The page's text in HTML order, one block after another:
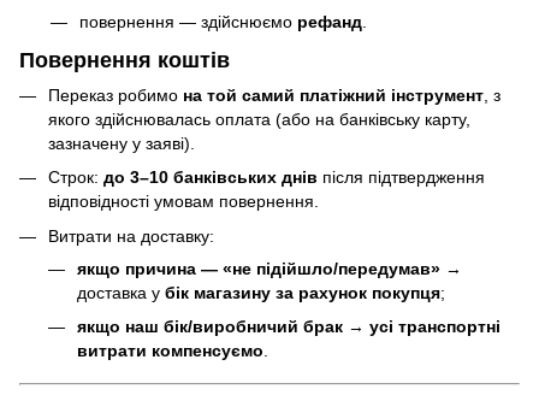
повернення — здійснюємо рефанд.
Повернення коштів
Переказ робимо на той самий платіжний інструмент , з
якого здійснювалась оплата (або на банківську карту,
зазначену у заяві).
Строк: до 3–10 банківських днів після підтвердження
відповідності умовам повернення.
Витрати на доставку:
якщо причина — «не підійшло/передумав» →
доставка у бік магазину за рахунок покупця;
якщо наш бік/виробничий брак → усі транспортні
витрати компенсуємо